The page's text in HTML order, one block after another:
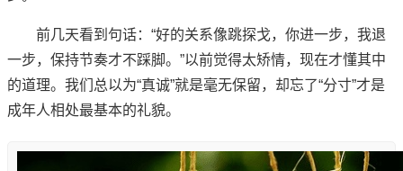
前几天看到句话：“好的关系像跳探戈，你进一步，我退
一步，保持节奏才不踩脚。”以前觉得太矫情，现在才懂其中
的道理。我们总以为“真诚”就是毫无保留，却忘了“分寸”才是
成年人相处最基本的礼貌。